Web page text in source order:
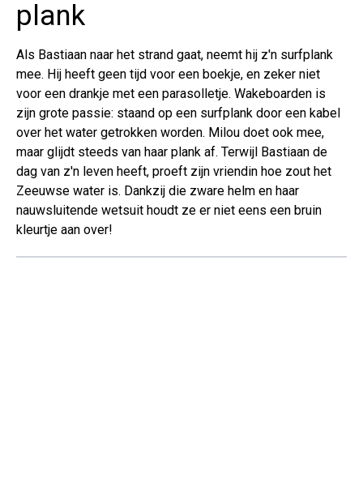
plank
Als Bastiaan naar het strand gaat, neemt hij z'n surfplank
mee. Hij heeft geen tijd voor een boekje, en zeker niet
voor een drankje met een parasolletje. Wakeboarden is
zijn grote passie: staand op een surfplank door een kabel
over het water getrokken worden. Milou doet ook mee,
maar glijdt steeds van haar plank af. Terwijl Bastiaan de
dag van z'n leven heeft, proeft zijn vriendin hoe zout het
Zeeuwse water is. Dankzij die zware helm en haar
nauwsluitende wetsuit houdt ze er niet eens een bruin
kleurtje aan over!